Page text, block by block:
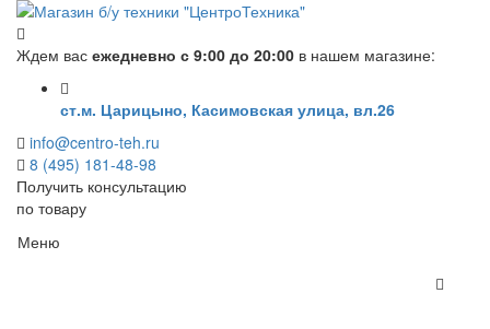
Ждем вас ежедневно с 9:00 до 20:00 в нашем магазине:
ст.м. Царицыно, Касимовская улица, вл.26
info@centro-teh.ru
8 (495) 181-48-98
Получить консультацию
по товару
Меню